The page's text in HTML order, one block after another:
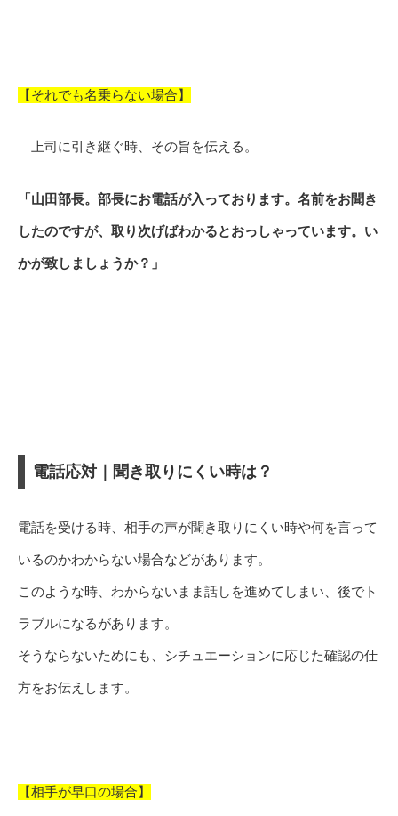
【それでも名乗らない場合】
上司に引き継ぐ時、その旨を伝える。
「山田部長。部長にお電話が入っております。名前をお聞き
したのですが、取り次げばわかるとおっしゃっています。い
かが致しましょうか？」
電話応対｜聞き取りにくい時は？
電話を受ける時、相手の声が聞き取りにくい時や何を言って
いるのかわからない場合などがあります。
このような時、わからないまま話しを進めてしまい、後でト
ラブルになるがあります。
そうならないためにも、シチュエーションに応じた確認の仕
方をお伝えします。
【相手が早口の場合】